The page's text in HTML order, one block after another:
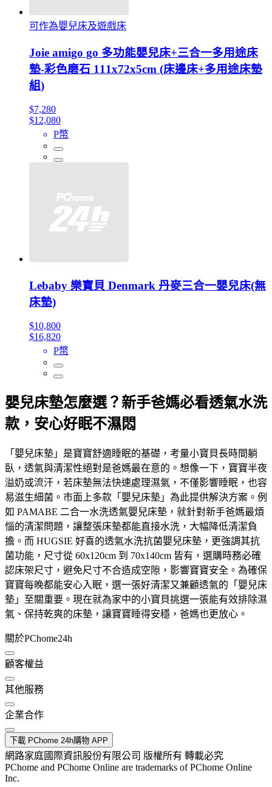
可作為嬰兒床及遊戲床
Joie amigo go 多功能嬰兒床+三合一多用途床
墊-彩色磨石 111x72x5cm (床邊床+多用途床墊
組)
$7,280
$12,080
P幣
Lebaby 樂寶貝 Denmark 丹麥三合一嬰兒床(無
床墊)
$10,800
$16,820
P幣
嬰兒床墊怎麼選？新手爸媽必看透氣水洗
款，安心好眠不濕悶
「嬰兒床墊」是寶寶舒適睡眠的基礎，考量小寶貝長時間躺
臥，透氣與清潔性絕對是爸媽最在意的。想像一下，寶寶半夜
溢奶或流汗，若床墊無法快速處理濕氣，不僅影響睡眠，也容
易滋生細菌。市面上多款「嬰兒床墊」為此提供解決方案。例
如 PAMABE 二合一水洗透氣嬰兒床墊，就針對新手爸媽最煩
惱的清潔問題，讓整張床墊都能直接水洗，大幅降低清潔負
擔。而 HUGSIE 好喜的透氣水洗抗菌嬰兒床墊，更強調其抗
菌功能，尺寸從 60x120cm 到 70x140cm 皆有，選購時務必確
認床架尺寸，避免尺寸不合造成空隙，影響寶寶安全。為確保
寶寶每晚都能安心入眠，選一張好清潔又兼顧透氣的「嬰兒床
墊」至關重要。現在就為家中的小寶貝挑選一張能有效排除濕
氣、保持乾爽的床墊，讓寶寶睡得安穩，爸媽也更放心。
關於PChome24h
顧客權益
其他服務
企業合作
下載 PChome 24h購物 APP
網路家庭國際資訊股份有限公司 版權所有 轉載必究
PChome and PChome Online are trademarks of PChome Online
Inc.